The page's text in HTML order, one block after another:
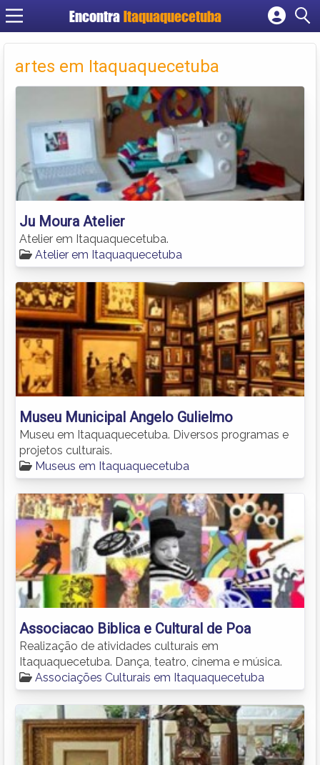
Encontra Itaquaquecetuba
Cadastrar empresa
Criar conta
artes em Itaquaquecetuba
Ju Moura Atelier
Atelier em Itaquaquecetuba.
Atelier em Itaquaquecetuba
Museu Municipal Angelo Gulielmo
Museu em Itaquaquecetuba. Diversos programas e
projetos culturais.
Museus em Itaquaquecetuba
Associacao Biblica e Cultural de Poa
Realização de atividades culturais em
Itaquaquecetuba. Dança, teatro, cinema e música.
Associações Culturais em Itaquaquecetuba